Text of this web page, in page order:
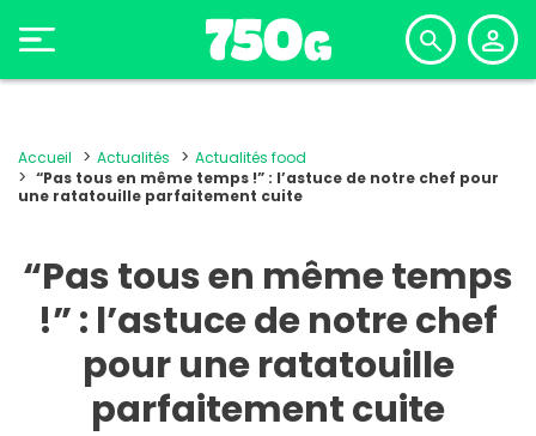
Accueil Actualités
Actualités food
“Pas tous en même temps !” : l’astuce de notre chef pour
une ratatouille parfaitement cuite
“Pas tous en même temps
!” : l’astuce de notre chef
pour une ratatouille
parfaitement cuite